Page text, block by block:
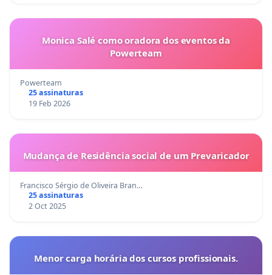
Monica Salé como oradora dos eventos da
Powerteam
Powerteam
25 assinaturas
19 Feb 2026
Mudança de Residência social de um Prevaricador
Francisco Sérgio de Oliveira Bran…
25 assinaturas
2 Oct 2025
Menor carga horária dos cursos profissionais.